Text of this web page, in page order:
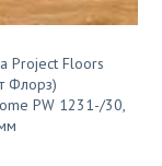
Project Floors
Флорз)
PW 1231-/30,